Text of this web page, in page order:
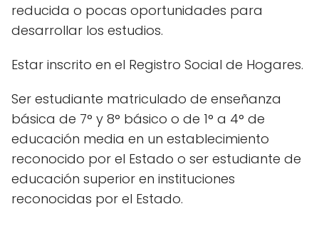
reducida o pocas oportunidades para
desarrollar los estudios.
Estar inscrito en el Registro Social de Hogares.
Ser estudiante matriculado de enseñanza
básica de 7° y 8° básico o de 1° a 4° de
educación media en un establecimiento
reconocido por el Estado o ser estudiante de
educación superior en instituciones
reconocidas por el Estado.